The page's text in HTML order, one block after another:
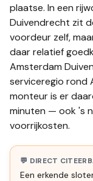
plaatse. In een
Duivendrecht zit
voordeur zelf,
daar relatief
Amsterdam
serviceregio rond
monteur is er
minuten — ook 's
voorrijkosten.
💬 DIRECT
Een erkende